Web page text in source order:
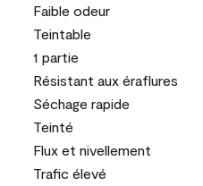
Faible odeur
Teintable
1 partie
Résistant aux éraflures
Séchage rapide
Teinté
Flux et nivellement
Trafic élevé